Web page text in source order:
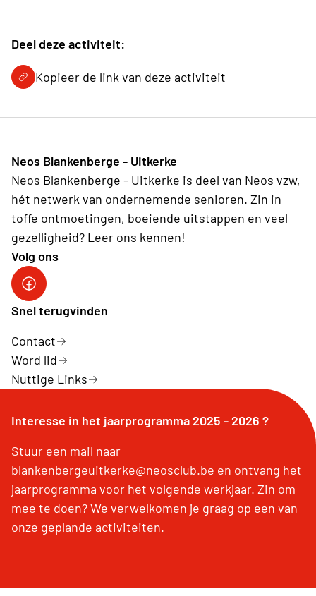
Deel deze activiteit:
Kopieer de link van deze activiteit
Neos Blankenberge - Uitkerke
Neos Blankenberge - Uitkerke is deel van Neos vzw,
hét netwerk van ondernemende senioren. Zin in
toffe ontmoetingen, boeiende uitstappen en veel
gezelligheid? Leer ons kennen!
Volg ons
Neos Blankenberge - Uitkerke
Snel terugvinden
Contact
Word lid
Nuttige Links
Interesse in het jaarprogramma 2025 - 2026 ?
Stuur een mail naar
blankenbergeuitkerke@neosclub.be en ontvang het
jaarprogramma voor het volgende werkjaar. Zin om
mee te doen? We verwelkomen je graag op een van
onze geplande activiteiten.